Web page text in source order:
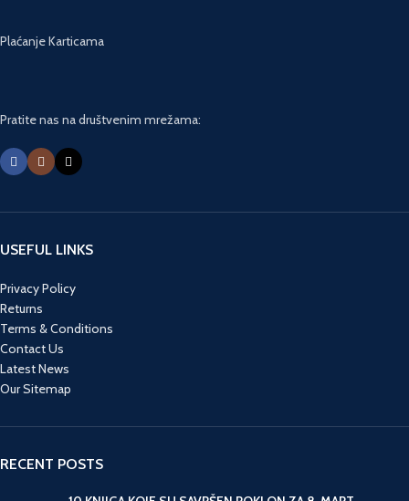
Plaćanje Karticama
Pratite nas na društvenim mrežama:
USEFUL LINKS
Privacy Policy
Returns
Terms & Conditions
Contact Us
Latest News
Our Sitemap
RECENT POSTS